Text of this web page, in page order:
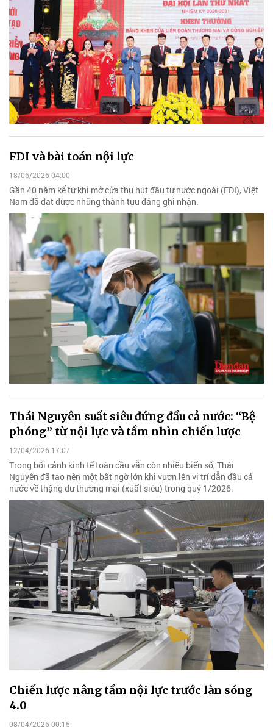
FDI và bài toán nội lực
18/06/2026 04:00
Gần 40 năm kể từ khi mở cửa thu hút đầu tư nước ngoài (FDI), Việt
Nam đã đạt được những thành tựu đáng ghi nhận.
Thái Nguyên suất siêu đứng đầu cả nước: “Bệ
phóng” từ nội lực và tầm nhìn chiến lược
12/04/2026 17:07
Trong bối cảnh kinh tế toàn cầu vẫn còn nhiều biến số, Thái
Nguyên đã tạo nên một bất ngờ lớn khi vươn lên vị trí dẫn đầu cả
nước về thặng dư thương mại (xuất siêu) trong quý 1/2026.
Chiến lược nâng tầm nội lực trước làn sóng
4.0
08/04/2026 00:15